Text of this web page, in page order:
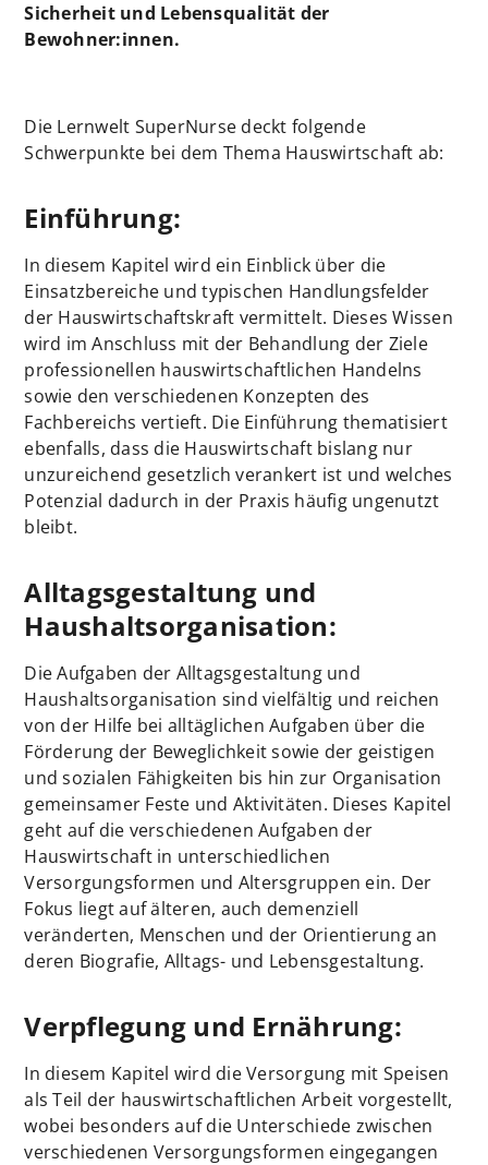
Sicherheit und Lebensqualität der
Bewohner:innen.
Die Lernwelt SuperNurse deckt folgende
Schwerpunkte bei dem Thema Hauswirtschaft ab:
Einführung:
In diesem Kapitel wird ein Einblick über die
Einsatzbereiche und typischen Handlungsfelder
der Hauswirtschaftskraft vermittelt. Dieses Wissen
wird im Anschluss mit der Behandlung der Ziele
professionellen hauswirtschaftlichen Handelns
sowie den verschiedenen Konzepten des
Fachbereichs vertieft. Die Einführung thematisiert
ebenfalls, dass die Hauswirtschaft bislang nur
unzureichend gesetzlich verankert ist und welches
Potenzial dadurch in der Praxis häufig ungenutzt
bleibt.
Alltagsgestaltung und
Haushaltsorganisation:
Die Aufgaben der Alltagsgestaltung und
Haushaltsorganisation sind vielfältig und reichen
von der Hilfe bei alltäglichen Aufgaben über die
Förderung der Beweglichkeit sowie der geistigen
und sozialen Fähigkeiten bis hin zur Organisation
gemeinsamer Feste und Aktivitäten. Dieses Kapitel
geht auf die verschiedenen Aufgaben der
Hauswirtschaft in unterschiedlichen
Versorgungsformen und Altersgruppen ein. Der
Fokus liegt auf älteren, auch demenziell
veränderten, Menschen und der Orientierung an
deren Biografie, Alltags- und Lebensgestaltung.
Verpflegung und Ernährung:
In diesem Kapitel wird die Versorgung mit Speisen
als Teil der hauswirtschaftlichen Arbeit vorgestellt,
wobei besonders auf die Unterschiede zwischen
verschiedenen Versorgungsformen eingegangen